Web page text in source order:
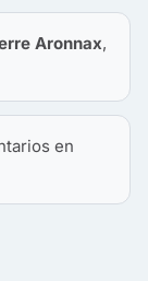
Aronnax,
en